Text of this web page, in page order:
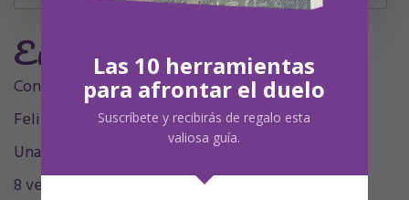
Entradas Recientes
Contigo siempre, siempre en mí, mamá.
Feliz Undécimo cumpleaños, Olivia
Una decada sintigo
8 velitas, 9 plumitas
Las 10 herramientas
para afrontar el duelo
Suscríbete y recibirás de regalo esta
valiosa guía.